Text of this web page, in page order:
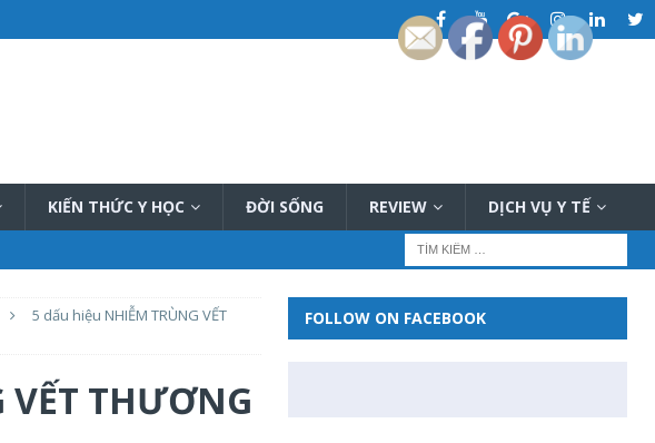
KIẾN THỨC Y HỌC ĐỜI SỐNG REVIEW DỊCH VỤ Y TẾ
TIA SỮA
5 dấu hiệu NHIỄM TRÙNG VẾT
THƯƠNG
FOLLOW ON FACEBOOK